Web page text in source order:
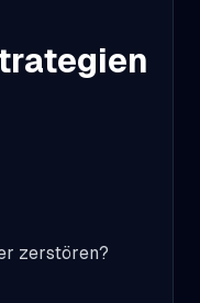
zerstören?